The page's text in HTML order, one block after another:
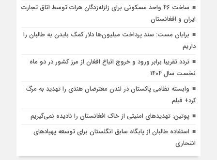
ساخت ۴۶ واحد مسکونی برای زلزله‌زدگان هرات توسط اتاق تجارت
ایران و افغانستان
برایان مست: سند پرداخت میلیون‌ها دلار کمک بایدن به طالبان را
داریم
تردد تقریبا برابر ورود و خروج اتباع افغان از مرز کشور در دو ماه
نخست سال ۱۴۰۴
وابسته نظامی پاکستان در لندن معترضان هندی را تهدید به مرگ
کرد+ فیلم
پوتین: تهدیدهای امنیتی از خاک افغانستان را نادیده نمی‌گیریم
استفاده طالبان از پایگاه سابق انگلستان برای توسعه پهپادهای
انتحاری